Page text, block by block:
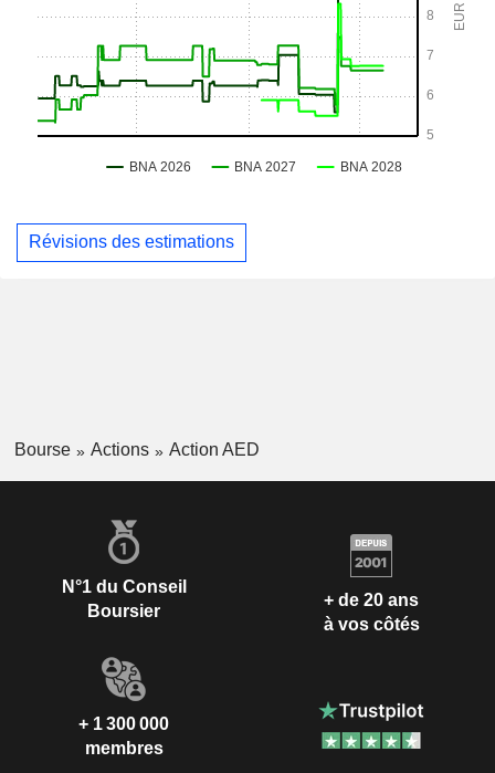
Révisions des estimations
Bourse Actions Action AED
N°1 du Conseil
Boursier
+ de 20 ans
à vos côtés
+ 1 300 000
membres